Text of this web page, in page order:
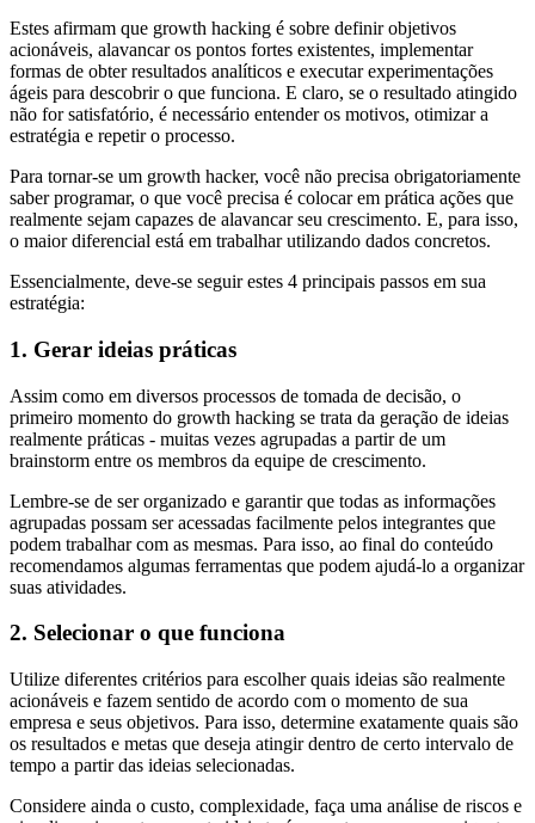
Estes afirmam que growth hacking é sobre definir objetivos
acionáveis, alavancar os pontos fortes existentes, implementar
formas de obter resultados analíticos e executar experimentações
ágeis para descobrir o que funciona. E claro, se o resultado atingido
não for satisfatório, é necessário entender os motivos, otimizar a
estratégia e repetir o processo.
Para tornar-se um growth hacker, você não precisa obrigatoriamente
saber programar, o que você precisa é colocar em prática ações que
realmente sejam capazes de alavancar seu crescimento. E, para isso,
o maior diferencial está em trabalhar utilizando dados concretos.
Essencialmente, deve-se seguir estes 4 principais passos em sua
estratégia:
1. Gerar ideias práticas
Assim como em diversos processos de tomada de decisão, o
primeiro momento do growth hacking se trata da geração de ideias
realmente práticas - muitas vezes agrupadas a partir de um
brainstorm entre os membros da equipe de crescimento.
Lembre-se de ser organizado e garantir que todas as informações
agrupadas possam ser acessadas facilmente pelos integrantes que
podem trabalhar com as mesmas. Para isso, ao final do conteúdo
recomendamos algumas ferramentas que podem ajudá-lo a organizar
suas atividades.
2. Selecionar o que funciona
Utilize diferentes critérios para escolher quais ideias são realmente
acionáveis e fazem sentido de acordo com o momento de sua
empresa e seus objetivos. Para isso, determine exatamente quais são
os resultados e metas que deseja atingir dentro de certo intervalo de
tempo a partir das ideias selecionadas.
Considere ainda o custo, complexidade, faça uma análise de riscos e